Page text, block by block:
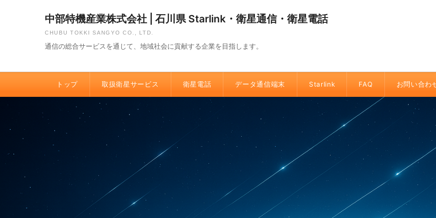
中部特機産業株式会社 | 石川県 Starlink・衛星通信・衛星電話
CHUBU TOKKI SANGYO CO., LTD.
通信の総合サービスを通じて、地域社会に貢献する企業を目指します。
トップ 取扱衛星サービス 衛星電話 データ通信端末 Starlink FAQ お問い合わ